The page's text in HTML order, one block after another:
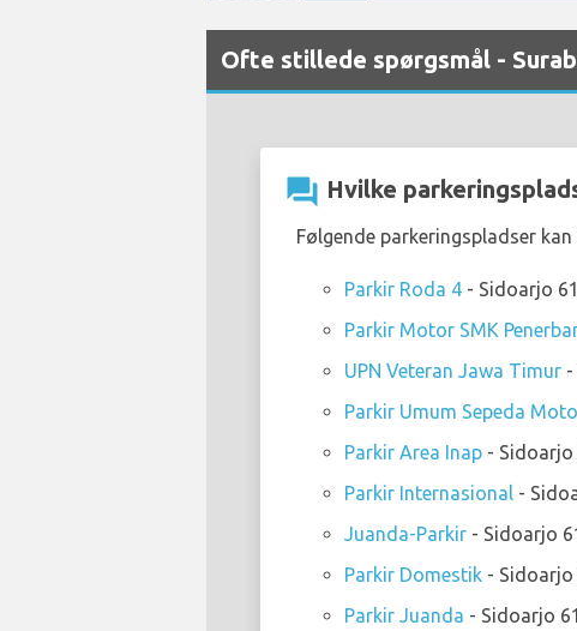
Ofte stillede spørgsmål -
question_answer Hvilke
Følgende parkeringspladser
Parkir Roda 4 - Sidoarjo
Parkir Motor SMK
UPN Veteran Jawa Timur
Parkir Umum Sepeda
Parkir Area Inap - Sidoarjo
Parkir Internasional -
Juanda-Parkir - Sidoarjo
Parkir Domestik - Sidoarjo
Parkir Juanda - Sidoarjo